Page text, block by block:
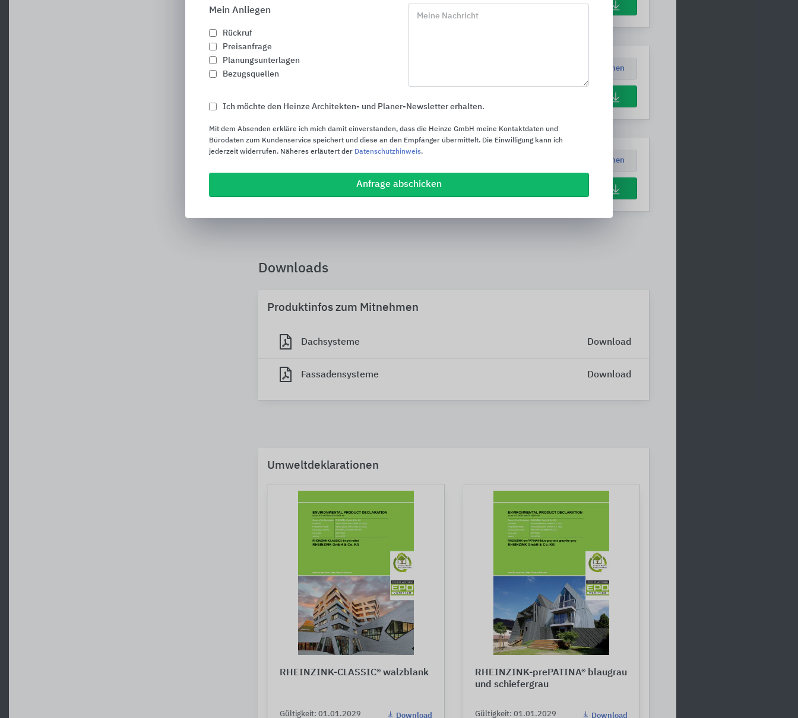
Download
RHEINZINK Steckfalzpaneel (41 Texte) Positionen ansehen
RHEINZINK Horizontalpaneel (49 Texte) Positionen ansehen
Downloads
Produktinfos zum Mitnehmen
Dachsysteme Download
Fassadensysteme Download
Umweltdeklarationen
RHEINZINK-CLASSIC® walzblank
Gültigkeit: 01.01.2029 Download
RHEINZINK-prePATINA® blaugrau
und schiefergrau
Gültigkeit: 01.01.2029 Download
Mein Anliegen
Rückruf
Preisanfrage
Planungsunterlagen
Bezugsquellen
Meine Nachricht
Ich möchte den Heinze Architekten- und Planer-Newsletter erhalten.
Mit dem Absenden erkläre ich mich damit einverstanden, dass die Heinze GmbH meine Kontaktdaten und
Bürodaten zum Kundenservice speichert und diese an den Empfänger übermittelt. Die Einwilligung kann ich
jederzeit widerrufen. Näheres erläutert der Datenschutzhinweis.
Anfrage abschicken